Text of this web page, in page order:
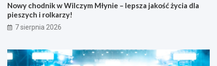
Nowy chodnik w Wilczym Młynie – lepsza jakość życia dla
pieszych i rolkarzy!
7 sierpnia 2026